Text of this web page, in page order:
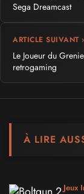
Sega Dreamcast
ARTICLE SUIVANT ›
Le Joueur du
retrogaming
À LIRE
Jeux